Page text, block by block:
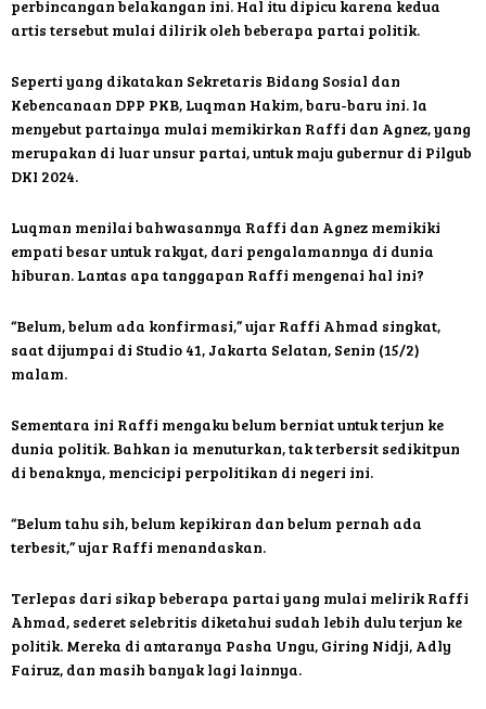
perbincangan belakangan ini. Hal itu dipicu karena kedua
artis tersebut mulai dilirik oleh beberapa partai politik.
Seperti yang dikatakan Sekretaris Bidang Sosial dan
Kebencanaan DPP PKB, Luqman Hakim, baru-baru ini. Ia
menyebut partainya mulai memikirkan Raffi dan Agnez, yang
merupakan di luar unsur partai, untuk maju gubernur di Pilgub
DKI 2024.
Luqman menilai bahwasannya Raffi dan Agnez memikiki
empati besar untuk rakyat, dari pengalamannya di dunia
hiburan. Lantas apa tanggapan Raffi mengenai hal ini?
“Belum, belum ada konfirmasi,” ujar Raffi Ahmad singkat,
saat dijumpai di Studio 41, Jakarta Selatan, Senin (15/2)
malam.
Sementara ini Raffi mengaku belum berniat untuk terjun ke
dunia politik. Bahkan ia menuturkan, tak terbersit sedikitpun
di benaknya, mencicipi perpolitikan di negeri ini.
“Belum tahu sih, belum kepikiran dan belum pernah ada
terbesit,” ujar Raffi menandaskan.
Terlepas dari sikap beberapa partai yang mulai melirik Raffi
Ahmad, sederet selebritis diketahui sudah lebih dulu terjun ke
politik. Mereka di antaranya Pasha Ungu, Giring Nidji, Adly
Fairuz, dan masih banyak lagi lainnya.